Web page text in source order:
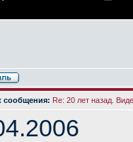
сообщения: Re: 20 лет назад.